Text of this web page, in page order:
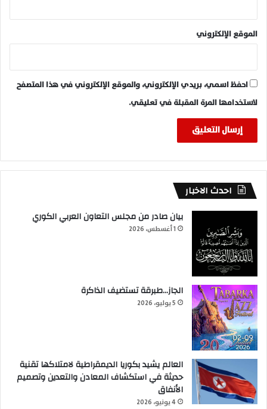
الموقع الإلكتروني
احفظ اسمي، بريدي الإلكتروني، والموقع الإلكتروني في هذا المتصفح
لاستخدامها المرة المقبلة في تعليقي.
احدث الاخبار
بيان صادر من مجلس التعاون العربي الكوري
1 أغسطس، 2026
الجاز…طبرقة تستضيف الذاكرة
5 يوليو، 2026
العالم يشيد بكوريا الديمقراطية لامتلاكها تقنية
حديثة في استكشاف المعادن والتعدين وتصميم
الأنفاق
4 يونيو، 2026